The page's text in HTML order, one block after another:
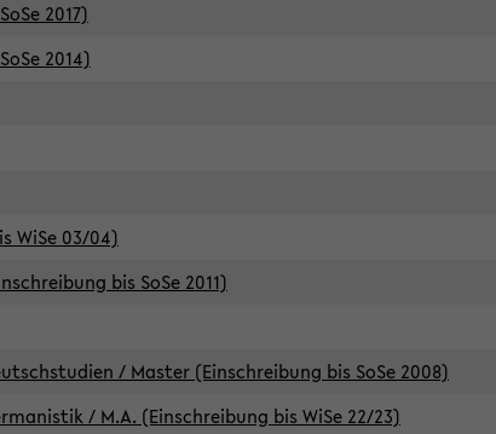
2017)
2014)
WiSe 03/04)
bis SoSe 2011)
/ Master (Einschreibung bis SoSe 2008)
/ M.A. (Einschreibung bis WiSe 22/23)